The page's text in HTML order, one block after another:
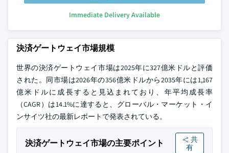
Immediate Delivery Available
決済ゲートウェイ市場規模
世界の決済ゲートウェイ市場は2025年に327億米ドルと評価
された。同市場は2026年の356億米ドルから2035年には1,167
億米ドルに成長すると見込まれており、年平均成長率
（CAGR）は14.1%に達すると、グローバル・マーケット・イ
ンサイツ社の最新レポートで発表されている。
決済ゲートウェイ市場の主要ポイント
共
有